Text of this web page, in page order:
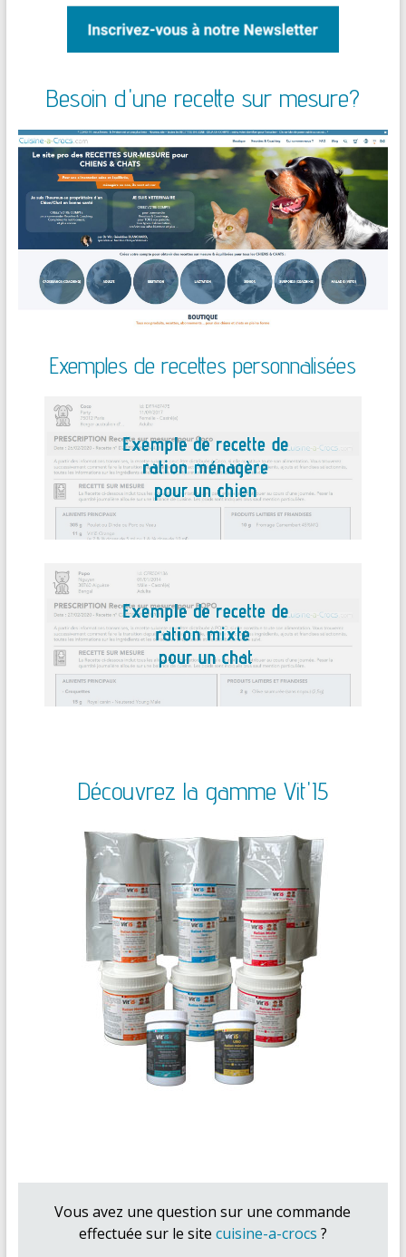
Besoin d'une recette sur mesure?
Exemples de recettes personnalisées
Découvrez la gamme Vit'I5
Vous avez une question sur une commande
effectuée sur le site cuisine-a-crocs ?